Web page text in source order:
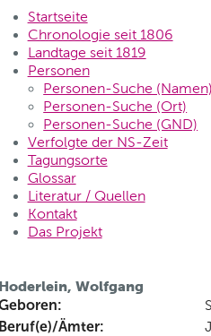
Startseite
Chronologie seit 1806
Landtage seit 1819
Personen
Personen-Suche (Namen)
Personen-Suche (Ort)
Personen-Suche (GND)
Verfolgte der NS-Zeit
Tagungsorte
Glossar
Literatur / Quellen
Kontakt
Das Projekt
Wolfgang
Ämter: